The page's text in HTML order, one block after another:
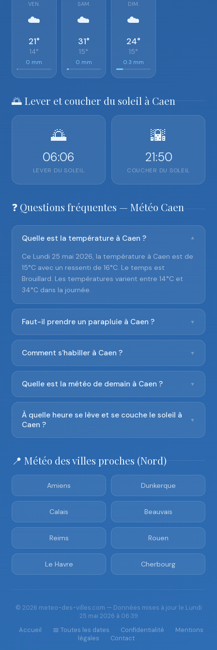
VEN.
☁️
21°
14°
0 mm
SAM.
☁️
31°
15°
0 mm
DIM.
☁️
24°
15°
0.3 mm
🌅 Lever et coucher du soleil à Caen
🌅
06:06
LEVER DU SOLEIL
🌇
21:50
COUCHER DU SOLEIL
❓ Questions fréquentes — Météo Caen
Quelle est la température à Caen ? ▼
Ce Lundi 25 mai 2026, la température à Caen est de
15°C avec un ressenti de 16°C. Le temps est
Brouillard. Les températures varient entre 14°C et
34°C dans la journée.
Faut-il prendre un parapluie à Caen ? ▼
Comment s'habiller à Caen ? ▼
Quelle est la météo de demain à Caen ? ▼
À quelle heure se lève et se couche le soleil à
Caen ?
▼
📍 Météo des villes proches (Nord)
Amiens Dunkerque
Calais Beauvais
Reims Rouen
Le Havre Cherbourg
© 2026 meteo-des-villes.com — Données mises à jour le Lundi
25 mai 2026 à 06:39
Accueil
📅 Toutes les dates Confidentialité
Mentions
légales
Contact